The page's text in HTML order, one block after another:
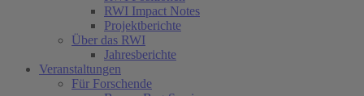
RWI Impact Notes
Projektberichte
Über das RWI
Jahresberichte
Veranstaltungen
Für Forschende